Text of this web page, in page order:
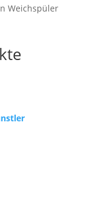
Weichspüler